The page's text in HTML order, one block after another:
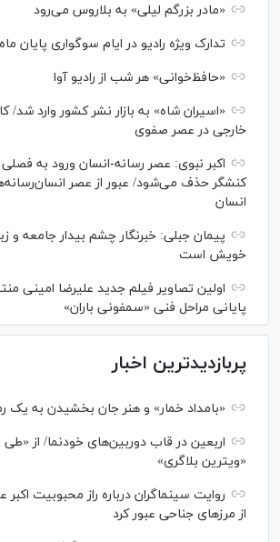
«مادر بزرگم لیلی» به بلاروس می‌رود
تدارک ویژه رادیو در ایام سوگواری پایان
«حافظ‌خوانی» هر شب از رادیو آوا
«اسیران شاه» به بازار نشر کشور وارد شد/
خارجی در عصر صفوی
اکبر نبوی: عصر رسانه-انسان ورود به
کنشگر حذف می‌شود/ عبور از عصر
انسان
پیمان جبلی: خبرنگار چشم بیدار جامعه و
خویش است
اولین تصاویر فیلم جدید علیرضا امینی
پایانی مراحل فنی «سمفونی باران»
پربازدیدترین اخبار
«بامداد خمار» و هنر جان بخشیدن به یک
اربعین در قاب دوربین‌های خودنما/ از «طی
«ویترین بلاگری»
روایت سینماگران درباره راز محبوبیت
از مرزهای جناحی عبور کرد